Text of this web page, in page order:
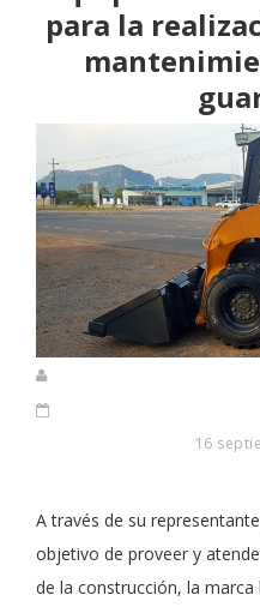
para la
16
A través de su
objetivo de proveer y
de la construcción, la